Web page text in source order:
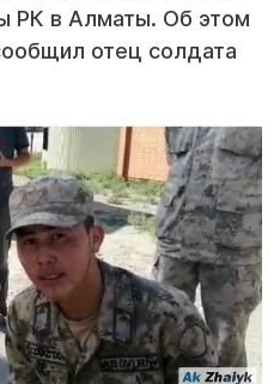
РК в Алматы. Об этом
отец солдата